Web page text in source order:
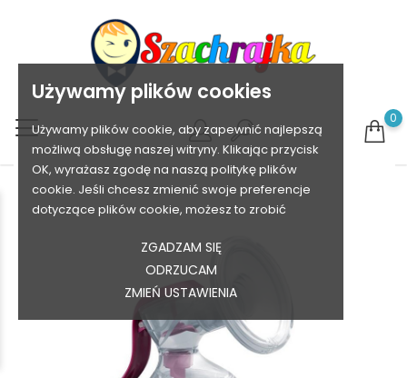
Używamy plików cookies
Używamy plików cookie, aby zapewnić najlepszą
możliwą obsługę naszej witryny. Klikając przycisk
OK, wyrażasz zgodę na naszą politykę plików
cookie. Jeśli chcesz zmienić swoje preferencje
dotyczące plików cookie, możesz to zrobić
ZGADZAM SIĘ
ODRZUCAM
ZMIEŃ USTAWIENIA
0